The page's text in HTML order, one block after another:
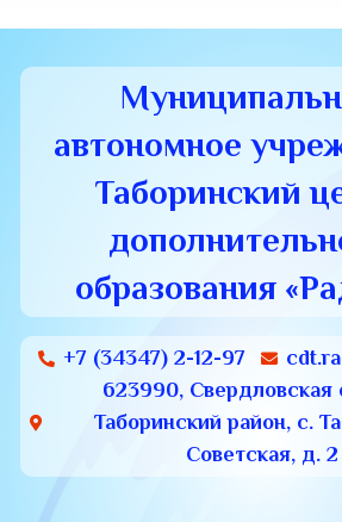
автономное
Таборинский
образования
+7 (34347) 2-12-97
623990, Свердловская
Таборинский район, с.
Советская, д. 2